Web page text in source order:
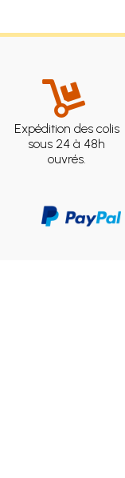
Expédition des colis
sous 24 à 48h
ouvrés.